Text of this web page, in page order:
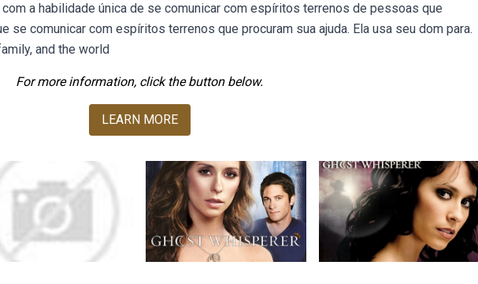
a habilidade única de se comunicar com espíritos terrenos de pessoas que
se comunicar com espíritos terrenos que procuram sua ajuda. Ela usa seu dom para.
and the world
For more information, click the button below.
LEARN MORE